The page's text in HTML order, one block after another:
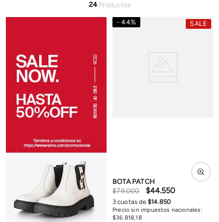
24 Productos
44% SALE
BOTA PATCH
$79.000 $44.550
Precio sin impuestos nacionales:
$36.818,18
3 cuotas de$14.850